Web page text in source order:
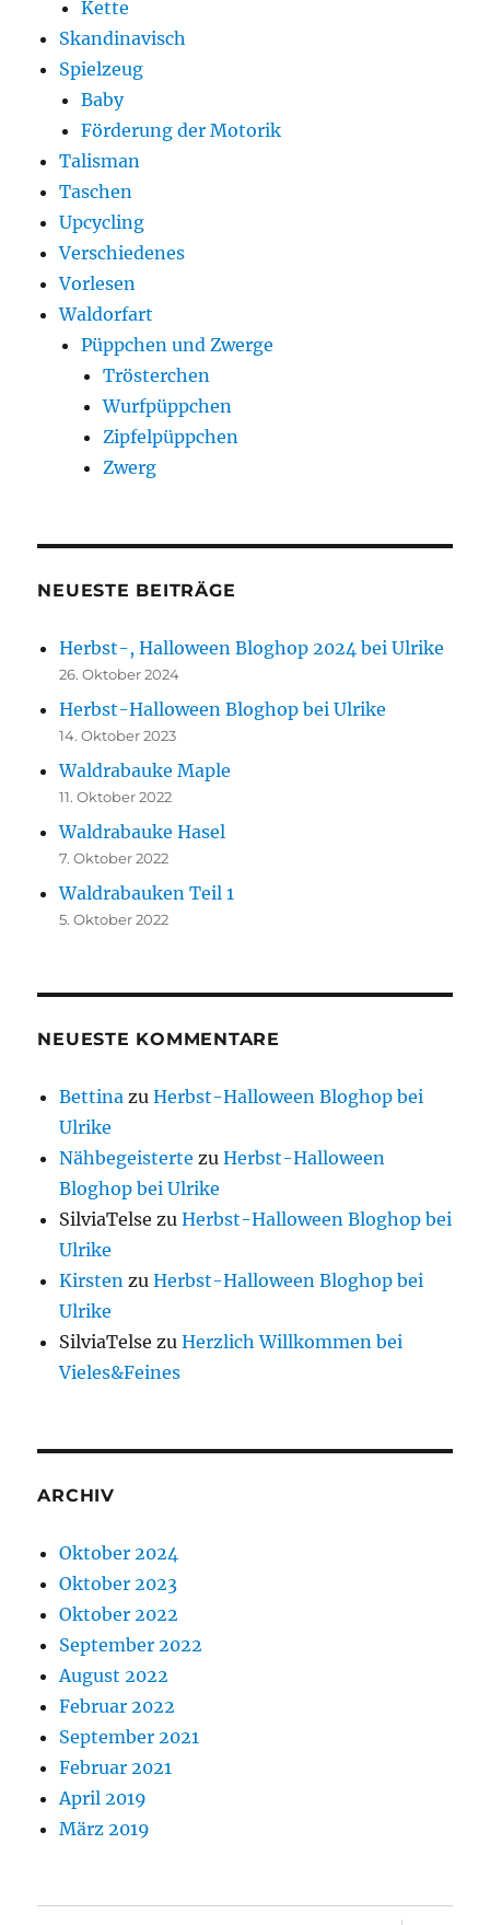
Kette
Skandinavisch
Spielzeug
Baby
Förderung der Motorik
Talisman
Taschen
Upcycling
Verschiedenes
Vorlesen
Waldorfart
Püppchen und Zwerge
Trösterchen
Wurfpüppchen
Zipfelpüppchen
Zwerg
NEUESTE BEITRÄGE
Herbst-, Halloween Bloghop 2024 bei Ulrike
26. Oktober 2024
Herbst-Halloween Bloghop bei Ulrike
14. Oktober 2023
Waldrabauke Maple
11. Oktober 2022
Waldrabauke Hasel
7. Oktober 2022
Waldrabauken Teil 1
5. Oktober 2022
NEUESTE KOMMENTARE
Bettina zuHerbst-Halloween Bloghop bei
Ulrike
Nähbegeisterte zuHerbst-Halloween
Bloghop bei Ulrike
SilviaTelse zuHerbst-Halloween Bloghop bei
Ulrike
Kirsten zuHerbst-Halloween Bloghop bei
Ulrike
SilviaTelse zuHerzlich Willkommen bei
Vieles&Feines
ARCHIV
Oktober 2024
Oktober 2023
Oktober 2022
September 2022
August 2022
Februar 2022
September 2021
Februar 2021
April 2019
März 2019